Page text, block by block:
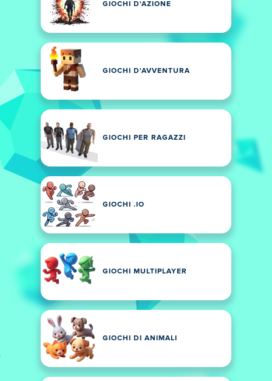
GIOCHI D'AZIONE
GIOCHI D'AVVENTURA
GIOCHI PER RAGAZZI
GIOCHI .IO
GIOCHI MULTIPLAYER
GIOCHI DI ANIMALI